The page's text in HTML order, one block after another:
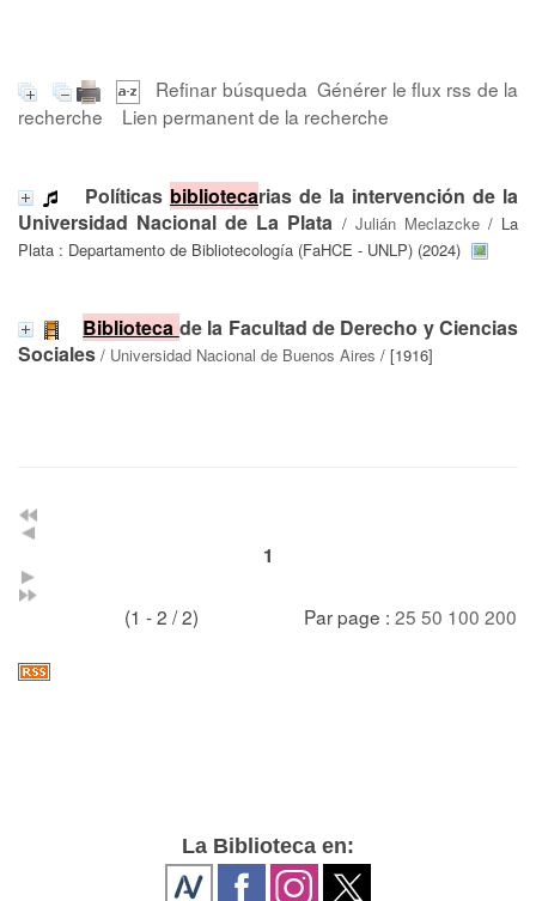
Refinar búsqueda Générer le flux rss de la
recherche
Lien permanent de la recherche
Políticas bibliotecarias de la intervención de la
Universidad Nacional de La Plata / Julián Meclazcke/ La
Plata : Departamento de Bibliotecología (FaHCE - UNLP) (2024)
Biblioteca de la Facultad de Derecho y Ciencias
Sociales / Universidad Nacional de Buenos Aires / [1916]
1
(1 - 2 / 2) Par page : 25 50 100 200
La Biblioteca en: